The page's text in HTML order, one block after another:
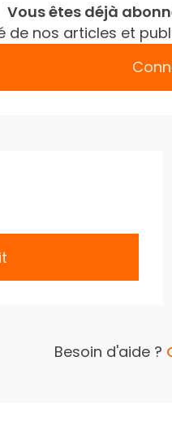
Vous êtes déjà
de nos articles et
Besoin d'aide ?